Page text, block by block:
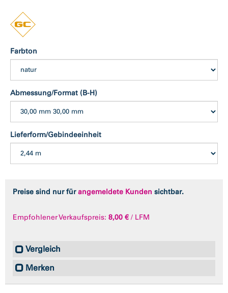
Farbton
Abmessung/Format (B-H)
Lieferform/Gebindeeinheit
Preise sind nur fürangemeldete Kunden sichtbar.
Empfohlener Verkaufspreis: 8,00 € / LFM
Vergleich
Merken